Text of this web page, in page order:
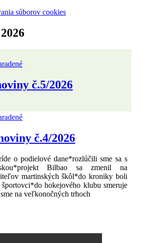
súborov cookies
č.5/2026
č.4/2026
o podielové dane*rozlúčili sme sa s
Bilbao sa zmenil na
martinských škôl*do kroniky boli
hokejového klubu smeruje
na veľkonočných trhoch